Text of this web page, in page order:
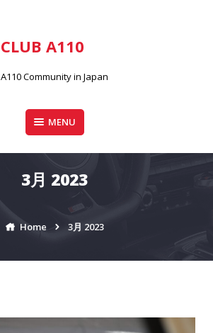
CLUB A110
A110 Community in Japan
MENU
3月 2023
Home 3月 2023